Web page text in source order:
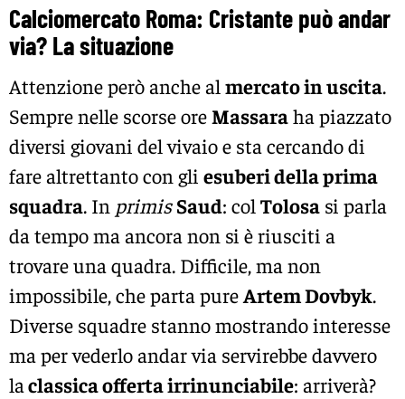
Calciomercato Roma: Cristante può andar
via? La situazione
Attenzione però anche al mercato in uscita.
Sempre nelle scorse ore Massaraha piazzato
diversi giovani del vivaio e sta cercando di
fare altrettanto con gli esuberi della prima
squadra. In primis Saud: col Tolosa si parla
da tempo ma ancora non si è riusciti a
trovare una quadra. Difficile, ma non
impossibile, che parta pureArtem Dovbyk.
Diverse squadre stanno mostrando interesse
ma per vederlo andar via servirebbe davvero
laclassica offerta irrinunciabile: arriverà?